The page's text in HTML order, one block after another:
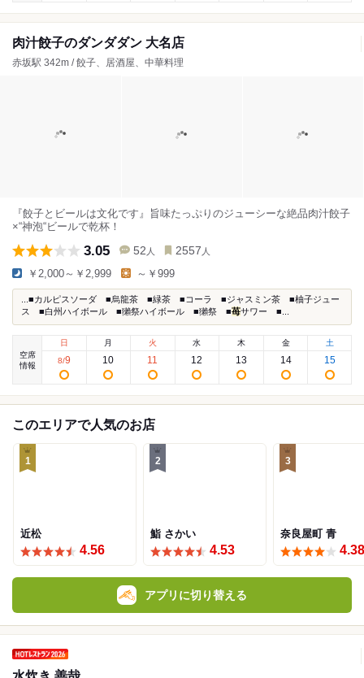
肉汁餃子のダンダダン 大名店
赤坂駅 342m / 餃子、居酒屋、中華料理
『餃子とビールは文化です』旨味たっぷりのジューシーな絶品肉汁餃子
×“神泡“ビールで乾杯！
3.05 52 人 2557 人
￥2,000～￥2,999 ～￥999
...■カルピスソーダ ■烏龍茶 ■緑茶 ■コーラ ■ジャスミン茶 ■柚子ジュー
ス ■白州ハイボール ■獺祭ハイボール ■獺祭 ■苺サワー ■...
空席
情報
日
8/9
月
10
火
11
水
12
木
13
金
14
土
15
このエリアで人気のお店
1
近松
4.56
2
鮨 さかい
4.53
3
奈良屋町 青
4.38
アプリに切り替える